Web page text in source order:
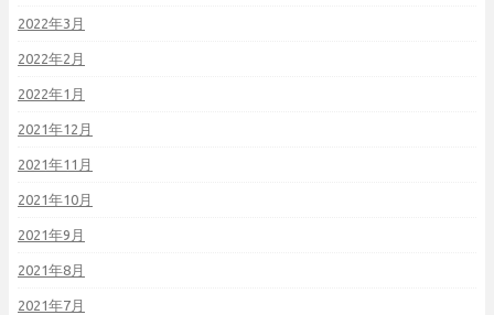
2022年3月
2022年2月
2022年1月
2021年12月
2021年11月
2021年10月
2021年9月
2021年8月
2021年7月